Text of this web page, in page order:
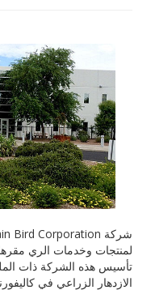
لمنتجات وخدمات الري